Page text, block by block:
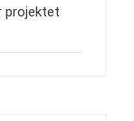
projektet